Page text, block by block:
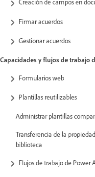
Creación de campos en
Firmar acuerdos
Gestionar acuerdos
Capacidades y flujos de trabajo
Formularios web
Plantillas reutilizables
Administrar plantillas
Transferencia de la
biblioteca
Flujos de trabajo de Power